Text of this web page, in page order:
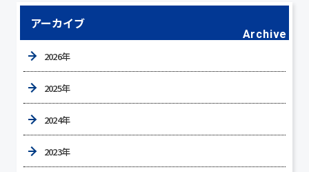
アーカイブ
Archive
2026年
2025年
2024年
2023年